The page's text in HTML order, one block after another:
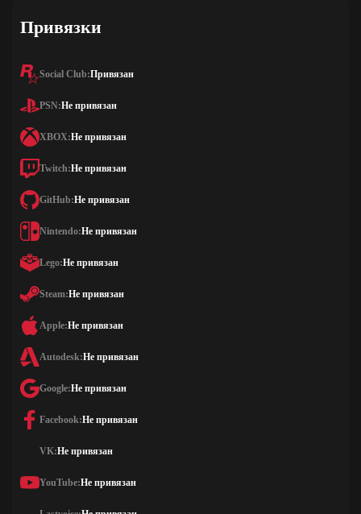
Привязки
Social Club:Привязан
PSN:Не привязан
XBOX:Не привязан
Twitch:Не привязан
GitHub:Не привязан
Nintendo:Не привязан
Lego:Не привязан
Steam:Не привязан
Apple:Не привязан
Autodesk:Не привязан
Google:Не привязан
Facebook:Не привязан
VK:Не привязан
YouTube:Не привязан